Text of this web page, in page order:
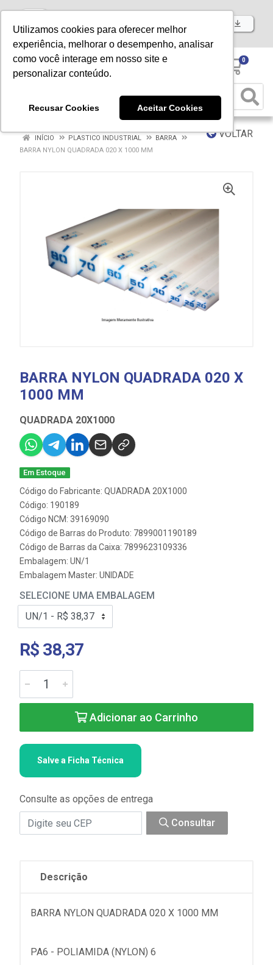
Utilizamos cookies para oferecer melhor
experiência, melhorar o desempenho, analisar
como você interage em nosso site e
personalizar conteúdo.
Recusar Cookies Aceitar Cookies
Baixe já nosso APP
0
VOLTAR
INÍCIO PLASTICO INDUSTRIAL
BARRA
BARRA NYLON QUADRADA 020 X 1000 MM
BARRA NYLON QUADRADA 020 X
1000 MM
QUADRADA 20X1000
Em Estoque
Código do Fabricante: QUADRADA 20X1000
Código: 190189
Código NCM: 39169090
Código de Barras do Produto: 7899001190189
Código de Barras da Caixa: 7899623109336
Embalagem: UN/1
Embalagem Master: UNIDADE
SELECIONE UMA EMBALAGEM
R$ 38,37
Adicionar ao Carrinho
Salve a Ficha Técnica
Consulte as opções de entrega
Consultar
Descrição
BARRA NYLON QUADRADA 020 X 1000 MM
PA6 - POLIAMIDA (NYLON) 6